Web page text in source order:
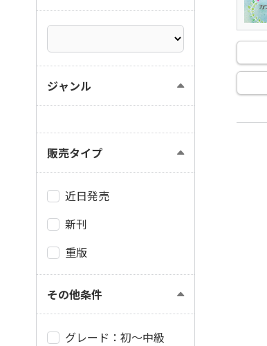
ジャンル
販売タイプ
近日発売
新刊
重版
その他条件
グレード：初～中級